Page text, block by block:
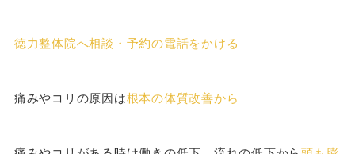
徳力整体院へ相談・予約の電話をかける
痛みやコリの原因は根本の体質改善から